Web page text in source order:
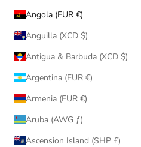
Angola (EUR €)
Anguilla (XCD $)
Antigua & Barbuda (XCD $)
Argentina (EUR €)
Armenia (EUR €)
Aruba (AWG ƒ)
Ascension Island (SHP £)